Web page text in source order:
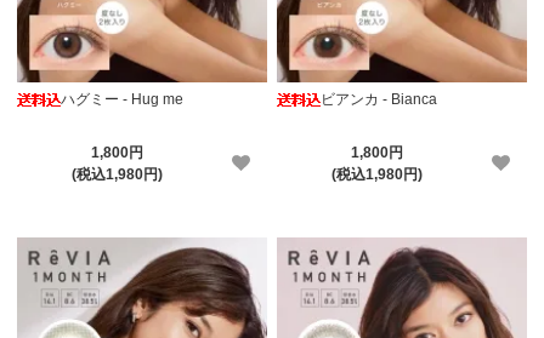
ハグミー - Hug me
1,800円
(税込1,980円)
ビアンカ - Bianca
1,800円
(税込1,980円)